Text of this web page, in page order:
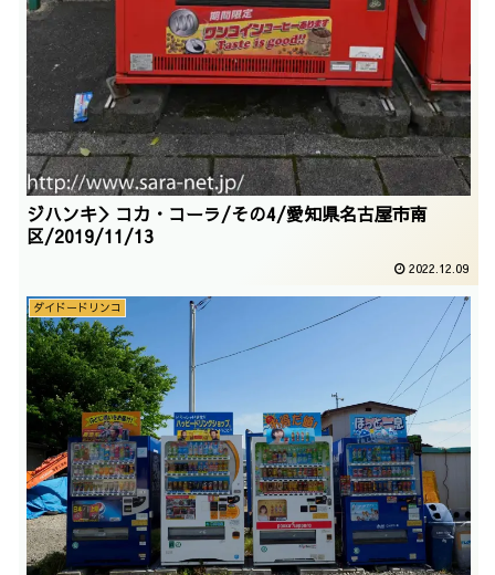
ジハンキ＞コカ・コーラ/その4/愛知県名古屋市南
区/2019/11/13
2022.12.09
ダイドードリンコ